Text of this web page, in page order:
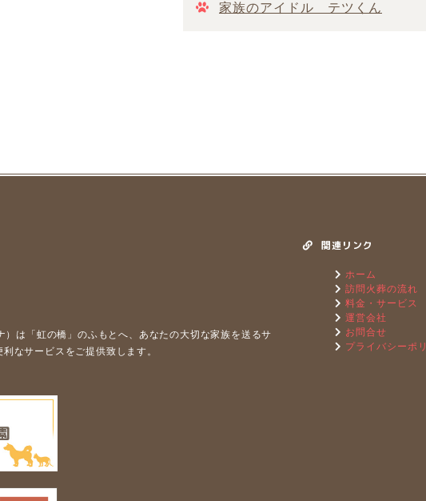
家族のアイドル テツくん
は「虹の橋」のふもとへ、あなたの⼤切な家族を送るサ
なサービスをご提供致します。
関連リンク
ホーム
訪問火葬の流れ
料金・サービス
運営会社
お問合せ
プライバシーポ